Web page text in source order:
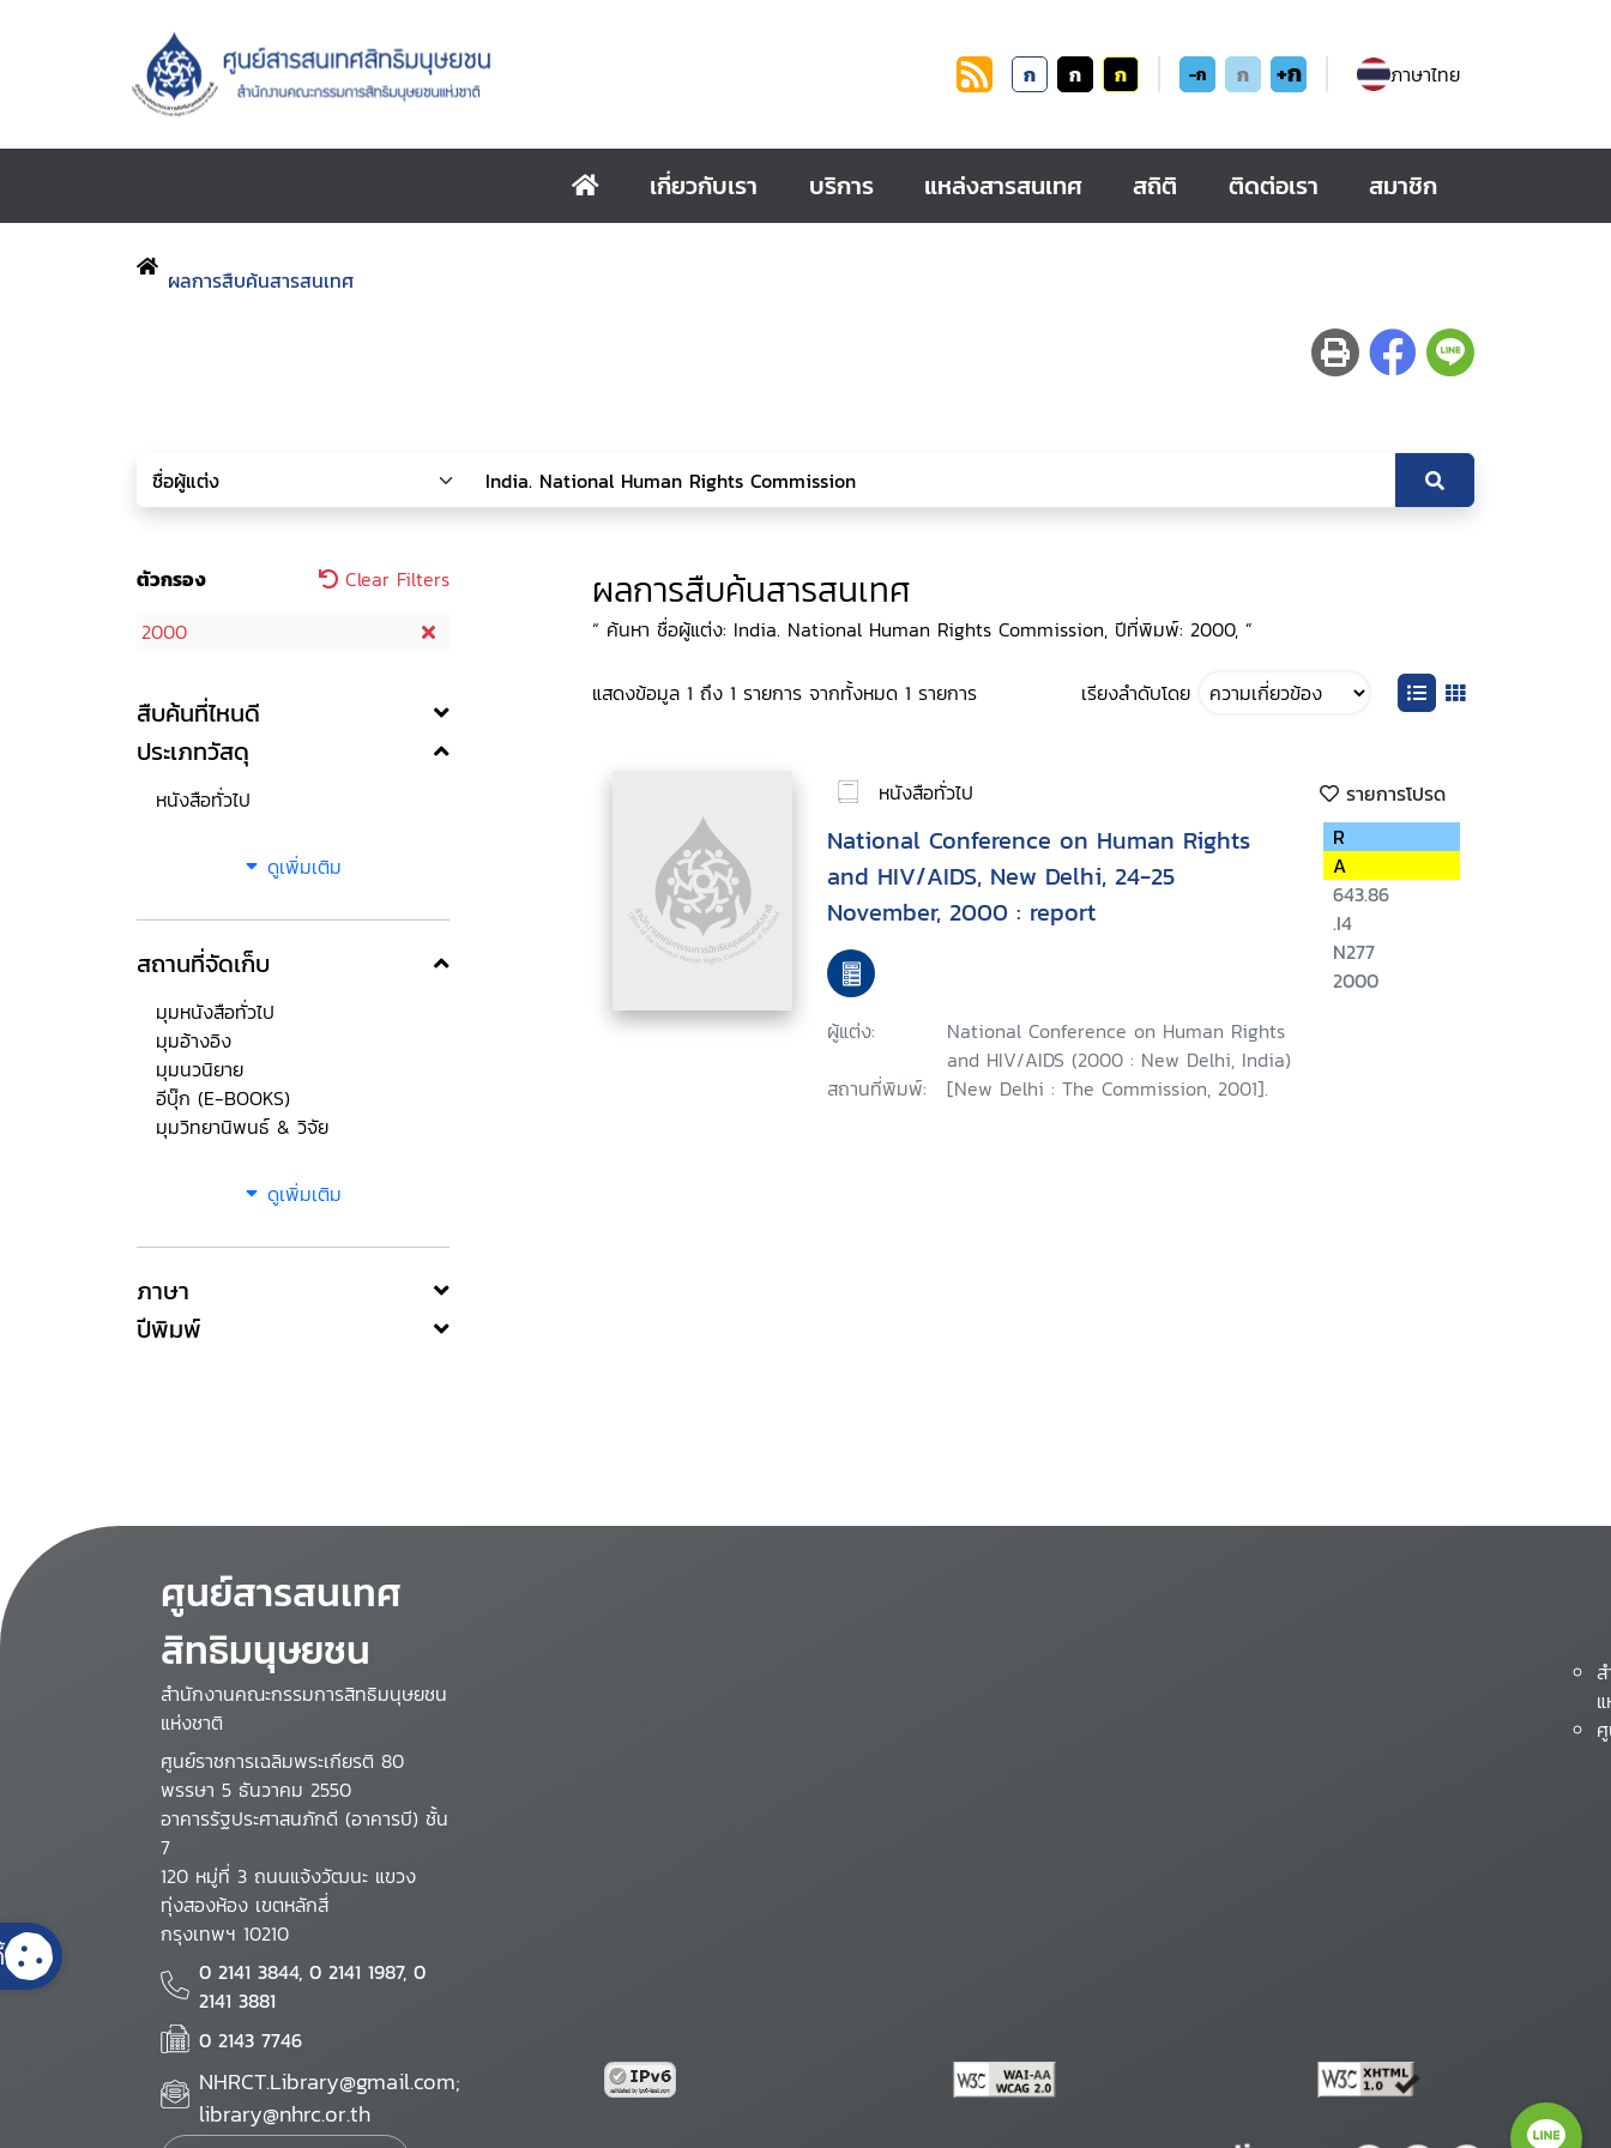
ก ก ก -ก ก +ก ภาษาไทย
เกี่ยวกับเรา บริการ แหล่งสารสนเทศ สถิติ ติดต่อเรา สมาชิก
ผลการสืบค้นสารสนเทศ
ตัวกรอง
Clear Filters
2000
สืบค้นที่ไหนดี
ประเภทวัสดุ
หนังสือทั่วไป
ดูเพิ่มเติม
สถานที่จัดเก็บ
มุมหนังสือทั่วไป
มุมอ้างอิง
มุมนวนิยาย
อีบุ๊ก (E-BOOKS)
มุมวิทยานิพนธ์ & วิจัย
ดูเพิ่มเติม
ภาษา
ปีพิมพ์
ผลการสืบค้นสารสนเทศ
“ ค้นหา ชื่อผู้แต่ง: India. National Human Rights Commission, ปีที่พิมพ์: 2000, ”
แสดงข้อมูล 1 ถึง 1 รายการ จากทั้งหมด 1 รายการ เรียงลำดับโดย
หนังสือทั่วไป รายการโปรด
National Conference on Human Rights
and HIV/AIDS, New Delhi, 24-25
November, 2000 : report
ผู้แต่ง:
National Conference on Human Rights
and HIV/AIDS (2000 : New Delhi, India)
สถานที่พิมพ์:
[New Delhi : The Commission, 2001].
R
A
643.86
.I4
N277
2000
ศูนย์สารสนเทศ
สิทธิมนุษยชน
สำนักงานคณะกรรมการสิทธิมนุษยชน
แห่งชาติ
ศูนย์ราชการเฉลิมพระเกียรติ 80
พรรษา 5 ธันวาคม 2550
อาคารรัฐประศาสนภักดี (อาคารบี) ชั้น
7
120 หมู่ที่ 3 ถนนแจ้งวัฒนะ แขวง
ทุ่งสองห้อง เขตหลักสี่
กรุงเทพฯ 10210
0 2141 3844, 0 2141 1987, 0
2141 3881
0 2143 7746
NHRCT.Library@gmail.com;
library@nhrc.or.th